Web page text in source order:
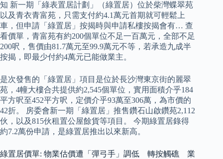
知 新一期「綠表置居計劃」（綠置居）位於柴灣蝶翠苑
以及青衣青富苑，只需支付約4.1萬元首期就可輕鬆上
車，但申請「綠置居」按揭時與申請私樓按揭會有… 查
看價單，青富苑有約200個單位不足一百萬元，全部不足
200呎，售價由81.7萬元至99.9萬元不等，若承造九成半
按揭，即最少付約4萬元已能做業主。
是次發售的「綠置居」項目是位於長沙灣東京街的麗翠
苑，4幢大樓合共提供約2,545個單位，實用面積介乎184
平方呎至452平方呎，定價介乎93萬至306萬，為市價的
42折。 房委會新一期「綠置居」推售鑽石山啟鑽苑2,112
伙，以及815伙租置公屋餘貨等項目。 今期綠置居錄得
約7.2萬份申請，是綠置居推出以來新高。
綠置居價單: 物業估價遭「彈弓手」調低 轉按觸礁 業